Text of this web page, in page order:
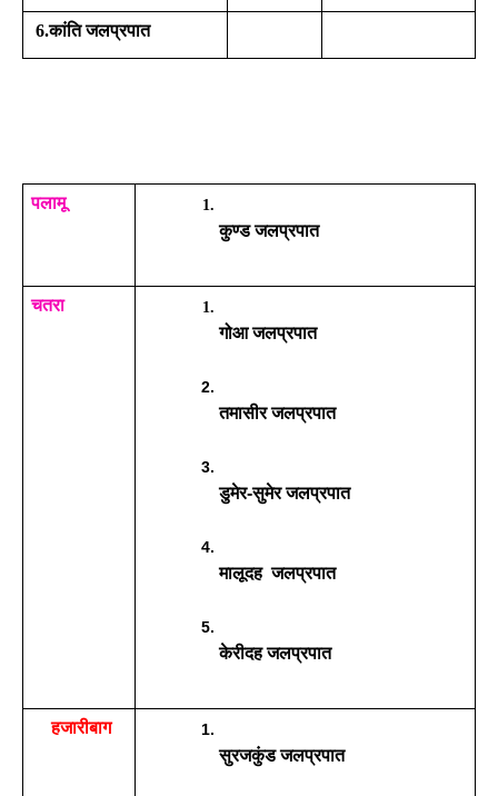
6.कांति जलप्रपात
पलामू
कुण्ड जलप्रपात
चतरा
गोआ जलप्रपात
तमासीर जलप्रपात
डुमेर-सुमेर जलप्रपात
मालूदह  जलप्रपात
केरीदह जलप्रपात
हजारीबाग
सुरजकुंड जलप्रपात